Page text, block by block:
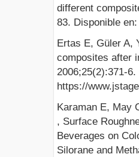
different
83. Disponible
Ertas E, Güler A,
composites after
2006;25(2):371-
https://
Karaman E, May
, Surface
Beverages on
Silorane and